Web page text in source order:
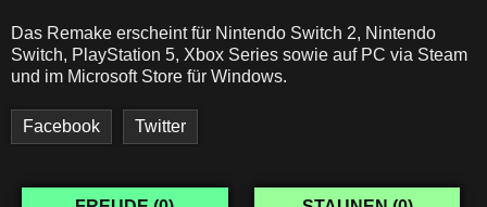
Das Remake erscheint für Nintendo Switch 2, Nintendo
Switch, PlayStation 5, Xbox Series sowie auf PC via Steam
und im Microsoft Store für Windows.
Facebook Twitter